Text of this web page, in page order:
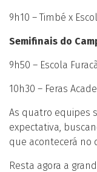
9h10 – Timbé x
Semifinais do
9h50 – Escola
10h30 – Feras
As quatro equipes
expectativa,
que acontecerá no
Resta agora a